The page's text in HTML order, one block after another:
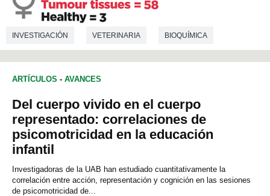
INVESTIGACIÓN VETERINARIA BIOQUÍMICA
ARTÍCULOS - AVANCES
Del cuerpo vivido en el cuerpo
representado: correlaciones de
psicomotricidad en la educación
infantil
Investigadoras de la UAB han estudiado cuantitativamente la
correlación entre acción, representación y cognición en las sesiones
de psicomotricidad de...